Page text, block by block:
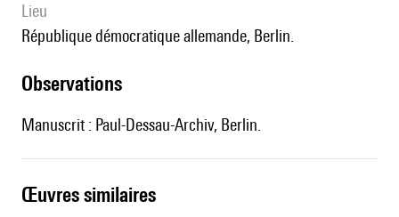
lieu
République démocratique allemande, Berlin.
observations
Manuscrit : Paul-Dessau-Archiv, Berlin.
œuvres similaires